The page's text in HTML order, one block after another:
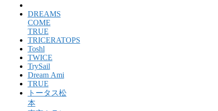
DREAMS
COME
TRUE
TRICERATOPS
Toshl
TWICE
TrySail
Dream Ami
TRUE
トータス松
本